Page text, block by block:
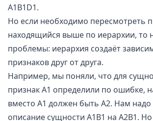
A1B1D1.
Но если необходимо пересмотреть
находящийся выше по иерархии, то
проблемы: иерархия создаёт
признаков друг от друга.
Например, мы поняли, что для
признак A1 определили по ошибке,
вместо A1 должен быть A2. Нам
описание сущности A1B1 на A2B1.